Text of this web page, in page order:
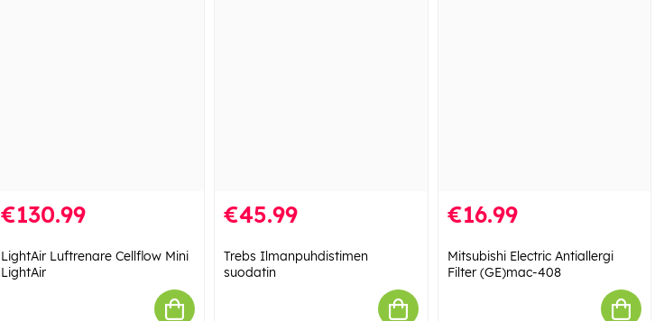
€130.99
LightAir Luftrenare Cellflow Mini
LightAir
€45.99
Trebs Ilmanpuhdistimen
suodatin
€16.99
Mitsubishi Electric Antiallergi
Filter (GE)mac-408